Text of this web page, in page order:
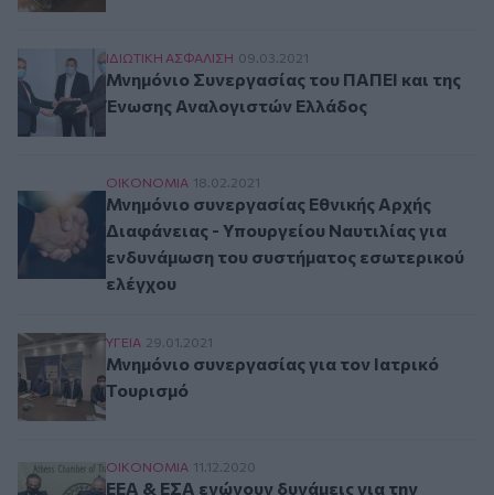
Μνημόνιο Συνεργασίας του ΠΑΠΕΙ και της
ΙΔΙΩΤΙΚΗ ΑΣΦAΛΙΣΗ 09.03.2021
Μνημόνιο Συνεργασίας του ΠΑΠΕΙ και της
Ένωσης Αναλογιστών Ελλάδος
Μνημόνιο συνεργασίας Εθνικής Αρχής
ΟΙΚΟΝΟΜΙΑ 18.02.2021
Μνημόνιο συνεργασίας Εθνικής Αρχής
Διαφάνειας - Υπουργείου Ναυτιλίας για
ενδυνάμωση του συστήματος εσωτερικού
ελέγχου
Μνημόνιο συνεργασίας για τον Ιατρικό
ΥΓΕΙΑ 29.01.2021
Μνημόνιο συνεργασίας για τον Ιατρικό
Τουρισμό
ΕΕΑ & ΕΣΑ ενώνουν δυνάμεις για την στήριξη
ΟΙΚΟΝΟΜΙΑ 11.12.2020
ΕΕΑ & ΕΣΑ ενώνουν δυνάμεις για την